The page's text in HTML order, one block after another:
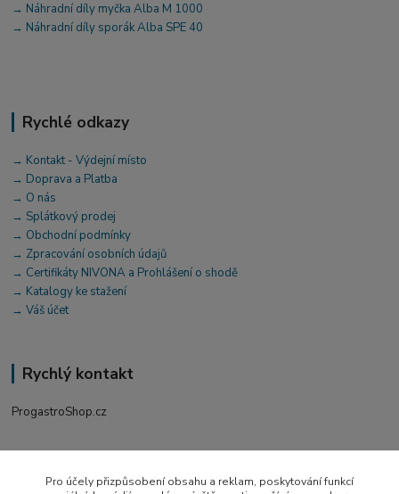
→ Náhradní díly myčka Alba M 1000
→ Náhradní díly sporák Alba SPE 40
Rychlé odkazy
→ Kontakt - Výdejní místo
→ Doprava a Platba
→ O nás
→ Splátkový prodej
→ Obchodní podmínky
→ Zpracování osobních údajů
→ Certifikáty NIVONA a Prohlášení o shodě
→ Katalogy ke stažení
→ Váš účet
Rychlý kontakt
ProgastroShop.cz
+420 519 411 299
Po-Pá 7-16 hod
Pro účely přizpůsobení obsahu a reklam, poskytování funkcí